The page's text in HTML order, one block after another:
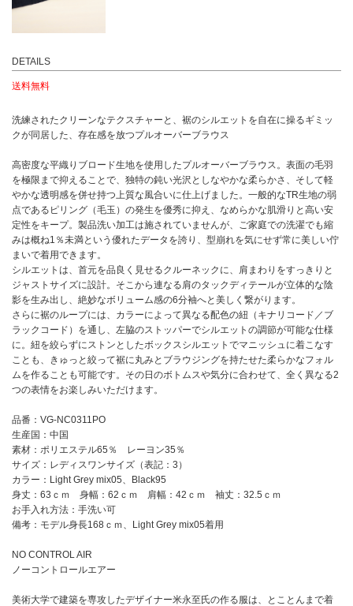
DETAILS
送料無料
洗練されたクリーンなテクスチャーと、裾のシルエットを自在に操るギミッ
クが同居した、存在感を放つプルオーバーブラウス
高密度な平織りブロード生地を使用したプルオーバーブラウス。表面の毛羽
を極限まで抑えることで、独特の鈍い光沢としなやかな柔らかさ、そして軽
やかな透明感を併せ持つ上質な風合いに仕上げました。一般的なTR生地の弱
点であるピリング（毛玉）の発生を優秀に抑え、なめらかな肌滑りと高い安
定性をキープ。製品洗い加工は施されていませんが、ご家庭での洗濯でも縮
みは概ね1％未満という優れたデータを誇り、型崩れを気にせず常に美しい佇
まいで着用できます。
シルエットは、首元を品良く見せるクルーネックに、肩まわりをすっきりと
ジャストサイズに設計。そこから連なる肩のタックディテールが立体的な陰
影を生み出し、絶妙なボリューム感の6分袖へと美しく繋がります。
さらに裾のループには、カラーによって異なる配色の紐（キナリコード／ブ
ラックコード）を通し、左脇のストッパーでシルエットの調節が可能な仕様
に。紐を絞らずにストンとしたボックスシルエットでマニッシュに着こなす
ことも、きゅっと絞って裾に丸みとブラウジングを持たせた柔らかなフォル
ムを作ることも可能です。その日のボトムスや気分に合わせて、全く異なる2
つの表情をお楽しみいただけます。
品番：VG-NC0311PO
生産国：中国
素材：ポリエステル65％ レーヨン35％
サイズ：レディスワンサイズ（表記：3）
カラー：Light Grey mix05、Black95
身丈：63ｃｍ 身幅：62ｃｍ 肩幅：42ｃｍ 袖丈：32.5ｃｍ
お手入れ方法：手洗い可
備考：モデル身長168ｃｍ、Light Grey mix05着用
NO CONTROL AIR
ノーコントロールエアー
美術大学で建築を専攻したデザイナー米永至氏の作る服は、とことんまで着